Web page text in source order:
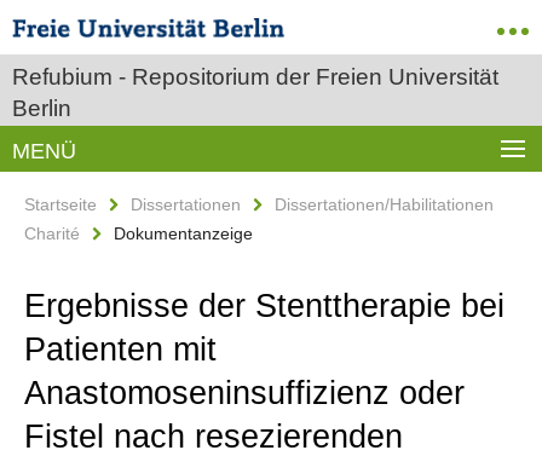
Refubium - Repositorium der Freien Universität
Berlin
MENÜ
Startseite Dissertationen
Dissertationen/Habilitationen
Charité
Dokumentanzeige
Ergebnisse der Stenttherapie bei
Patienten mit
Anastomoseninsuffizienz oder
Fistel nach resezierenden